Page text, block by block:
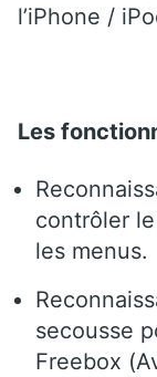
l’iPhone /
Les
contrôler
les menus.
secousse
Freebox